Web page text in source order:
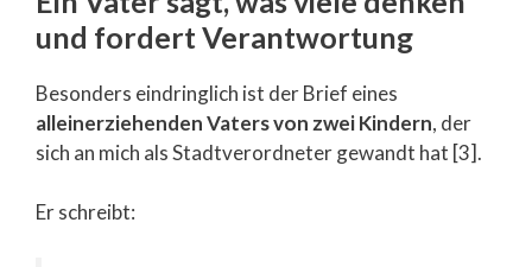
und fordert Verantwortung
Besonders eindringlich ist der Brief eines
alleinerziehenden Vaters von zwei Kindern, der
sich an mich als Stadtverordneter gewandt hat [3].
Er schreibt: